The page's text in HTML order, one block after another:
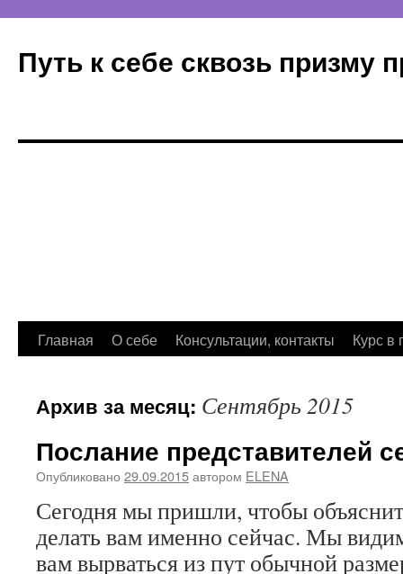
Путь к себе сквозь призму
Перейти
содержимому
Главная О себе Консультации, контакты Курс в
Архив за месяц: Сентябрь 2015
Послание представителей
Опубликовано 29.09.2015автором ELENA
Сегодня мы пришли, чтобы
делать вам именно сейчас. Мы
вам вырваться из пут обычной